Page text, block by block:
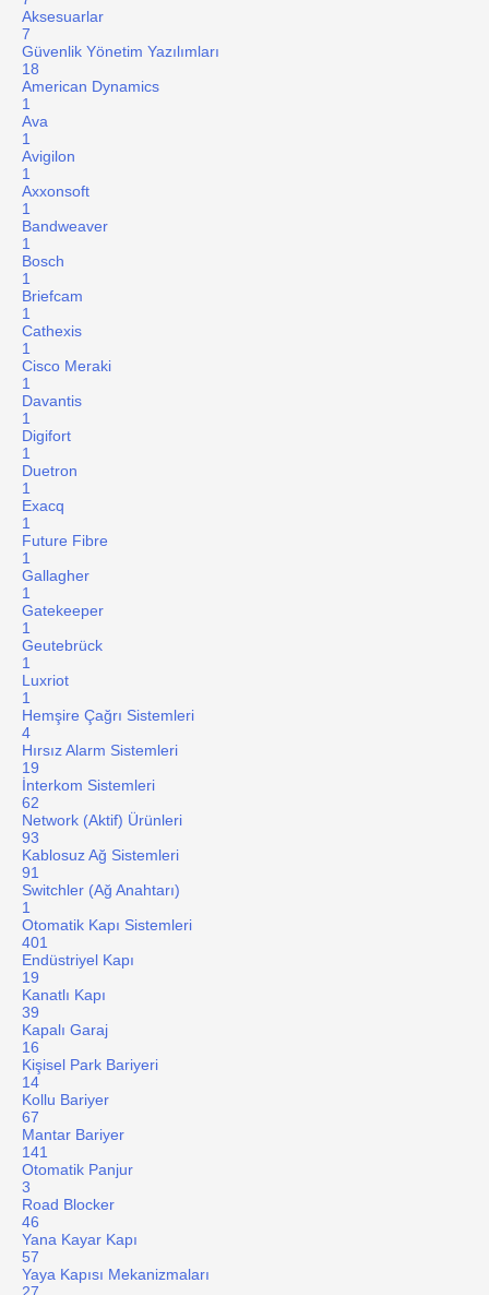
Aksesuarlar
7
Güvenlik Yönetim Yazılımları
18
American Dynamics
1
Ava
1
Avigilon
1
Axxonsoft
1
Bandweaver
1
Bosch
1
Briefcam
1
Cathexis
1
Cisco Meraki
1
Davantis
1
Digifort
1
Duetron
1
Exacq
1
Future Fibre
1
Gallagher
1
Gatekeeper
1
Geutebrück
1
Luxriot
1
Hemşire Çağrı Sistemleri
4
Hırsız Alarm Sistemleri
19
İnterkom Sistemleri
62
Network (Aktif) Ürünleri
93
Kablosuz Ağ Sistemleri
91
Switchler (Ağ Anahtarı)
1
Otomatik Kapı Sistemleri
401
Endüstriyel Kapı
19
Kanatlı Kapı
39
Kapalı Garaj
16
Kişisel Park Bariyeri
14
Kollu Bariyer
67
Mantar Bariyer
141
Otomatik Panjur
3
Road Blocker
46
Yana Kayar Kapı
57
Yaya Kapısı Mekanizmaları